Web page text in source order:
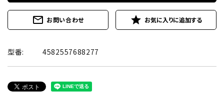
mail_outline お問い合わせ star
型番: 4582557688277